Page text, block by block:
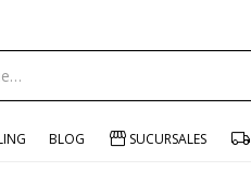
BLOG SUCURSALES